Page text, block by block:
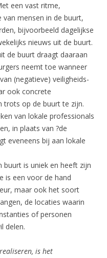
een vast ritme,
mensen in de buurt,
bijvoorbeeld dagelijkse
nieuws uit de buurt.
de buurt draagt daaraan
neemt toe wanneer
(negatieve) veiligheids-
ook concrete
trots op de buurt te zijn.
van lokale professionals
in plaats van ?de
eveneens bij aan lokale
buurt is uniek en heeft zijn
is een voor de hand
maar ook het soort
de locaties waarin
of personen
delen.
is het